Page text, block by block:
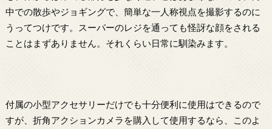
中での散歩やジョギングで、簡単な一人称視点を撮影するのに
うってつけです。スーパーのレジを通っても怪訝な顔をされる
ことはまずありません。それくらい日常に馴染みます。
付属の小型アクセサリーだけでも十分便利に使用はできるので
すが、折角アクションカメラを購入して使用するなら、このよ